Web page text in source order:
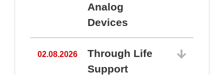
Analog
Devices
02.08.2026
Through Life
Support